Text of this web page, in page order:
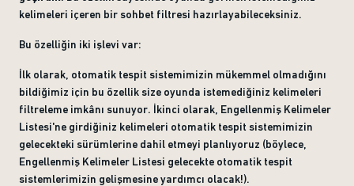
kelimeleri içeren bir sohbet filtresi hazırlayabileceksiniz.
Bu özelliğin iki işlevi var:
İlk olarak, otomatik tespit sistemimizin mükemmel olmadığını
bildiğimiz için bu özellik size oyunda istemediğiniz kelimeleri
filtreleme imkânı sunuyor. İkinci olarak, Engellenmiş Kelimeler
Listesi'ne girdiğiniz kelimeleri otomatik tespit sistemimizin
gelecekteki sürümlerine dahil etmeyi planlıyoruz (böylece,
Engellenmiş Kelimeler Listesi gelecekte otomatik tespit
sistemlerimizin gelişmesine yardımcı olacak!).